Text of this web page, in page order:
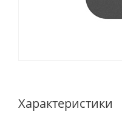
Характеристики